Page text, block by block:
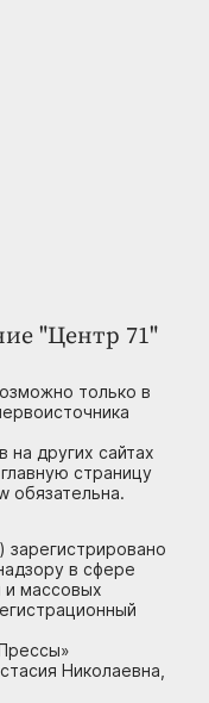
"Центр 71"
только в
на других сайтах
страницу
обязательна.
зарегистрировано
в сфере
и массовых
Николаевна,